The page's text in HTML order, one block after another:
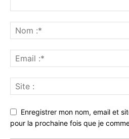
Enregistrer mon nom, email et
pour la prochaine fois que je